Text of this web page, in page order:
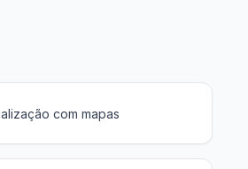
com mapas